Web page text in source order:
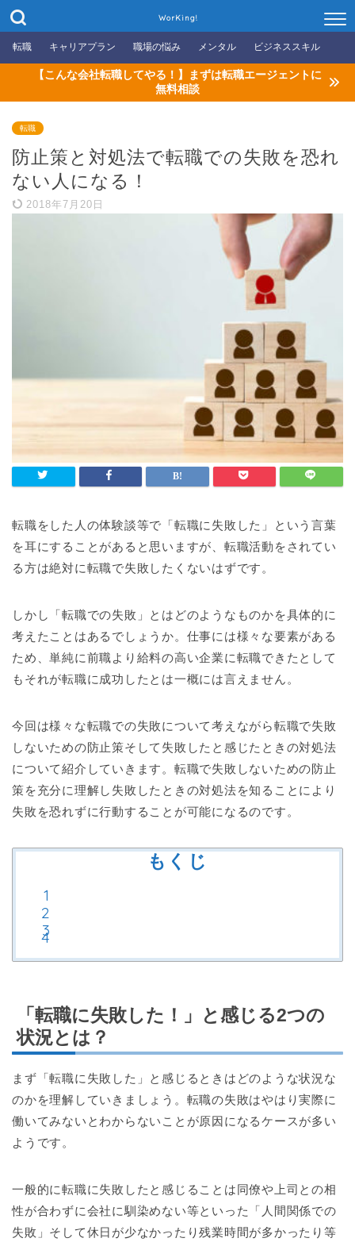
WorKing!
転職 キャリアプラン 職場の悩み メンタル ビジネススキル
【こんな会社転職してやる！】まずは転職エージェントに
無料相談
転職
防止策と対処法で転職での失敗を恐れ
ない人になる！
2018年7月20日
転職をした人の体験談等で「転職に失敗した」という言葉
を耳にすることがあると思いますが、転職活動をされてい
る方は絶対に転職で失敗したくないはずです。
しかし「転職での失敗」とはどのようなものかを具体的に
考えたことはあるでしょうか。仕事には様々な要素がある
ため、単純に前職より給料の高い企業に転職できたとして
もそれが転職に成功したとは一概には言えません。
今回は様々な転職での失敗について考えながら転職で失敗
しないための防止策そして失敗したと感じたときの対処法
について紹介していきます。転職で失敗しないための防止
策を充分に理解し失敗したときの対処法を知ることにより
失敗を恐れずに行動することが可能になるのです。
もくじ
「転職に失敗した！」と感じる2つの
状況とは？
まず「転職に失敗した」と感じるときはどのような状況な
のかを理解していきましょう。転職の失敗はやはり実際に
働いてみないとわからないことが原因になるケースが多い
ようです。
一般的に転職に失敗したと感じることは同僚や上司との相
性が合わずに会社に馴染めない等といった「人間関係での
失敗」そして休日が少なかったり残業時間が多かったり等